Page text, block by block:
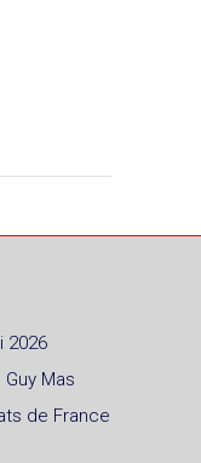
2026
Mas
de France